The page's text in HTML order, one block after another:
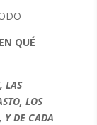
QUÉ
LAS
LOS
Y DE CADA